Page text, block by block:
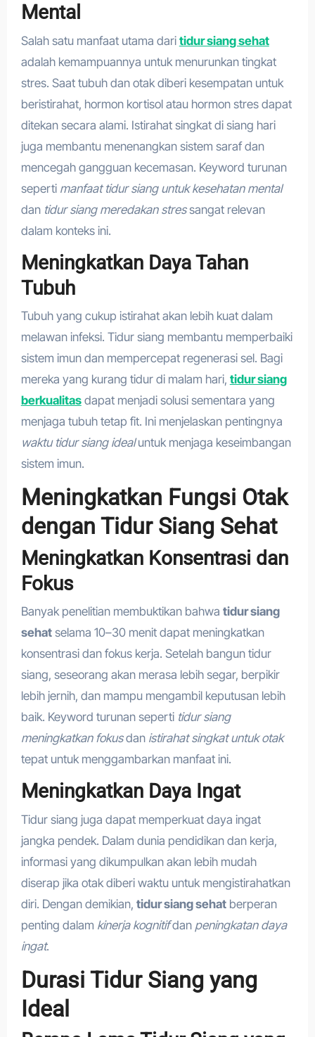
Mental
Salah satu manfaat utama dari tidur siang sehat
adalah kemampuannya untuk menurunkan tingkat
stres. Saat tubuh dan otak diberi kesempatan untuk
beristirahat, hormon kortisol atau hormon stres dapat
ditekan secara alami. Istirahat singkat di siang hari
juga membantu menenangkan sistem saraf dan
mencegah gangguan kecemasan. Keyword turunan
seperti manfaat tidur siang untuk kesehatan mental
dan tidur siang meredakan stressangat relevan
dalam konteks ini.
Meningkatkan Daya Tahan
Tubuh
Tubuh yang cukup istirahat akan lebih kuat dalam
melawan infeksi. Tidur siang membantu memperbaiki
sistem imun dan mempercepat regenerasi sel. Bagi
mereka yang kurang tidur di malam hari, tidur siang
berkualitasdapat menjadi solusi sementara yang
menjaga tubuh tetap fit. Ini menjelaskan pentingnya
waktu tidur siang idealuntuk menjaga keseimbangan
sistem imun.
Meningkatkan Fungsi Otak
dengan Tidur Siang Sehat
Meningkatkan Konsentrasi dan
Fokus
Banyak penelitian membuktikan bahwa tidur siang
sehatselama 10–30 menit dapat meningkatkan
konsentrasi dan fokus kerja. Setelah bangun tidur
siang, seseorang akan merasa lebih segar, berpikir
lebih jernih, dan mampu mengambil keputusan lebih
baik. Keyword turunan seperti tidur siang
meningkatkan fokusdan istirahat singkat untuk otak
tepat untuk menggambarkan manfaat ini.
Meningkatkan Daya Ingat
Tidur siang juga dapat memperkuat daya ingat
jangka pendek. Dalam dunia pendidikan dan kerja,
informasi yang dikumpulkan akan lebih mudah
diserap jika otak diberi waktu untuk mengistirahatkan
diri. Dengan demikian, tidur siang sehatberperan
penting dalam kinerja kognitifdan peningkatan daya
ingat.
Durasi Tidur Siang yang
Ideal